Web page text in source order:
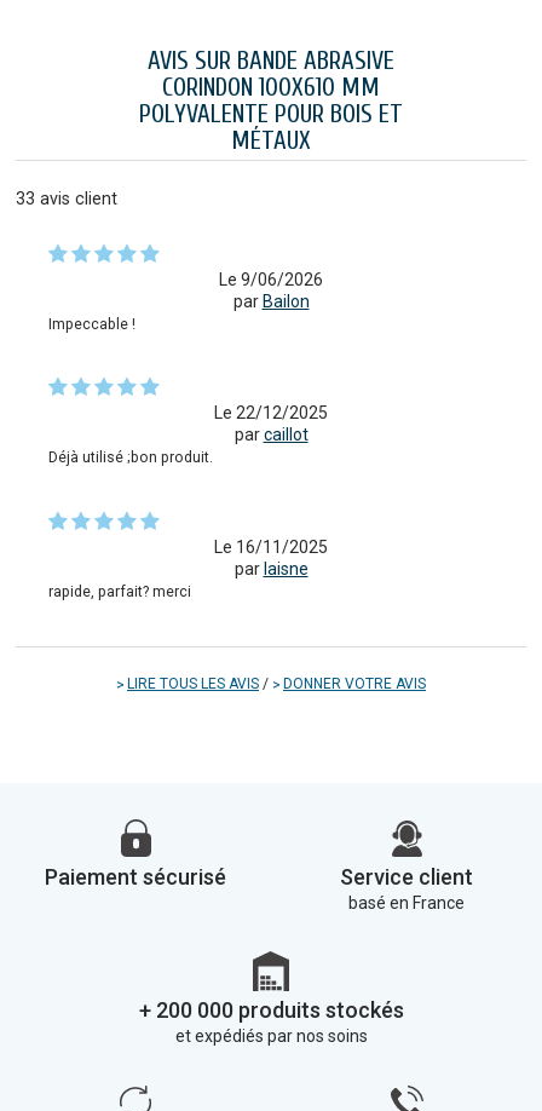
AVIS SUR BANDE ABRASIVE
CORINDON 100X610 MM
POLYVALENTE POUR BOIS ET
MÉTAUX
33 avis client
Le 9/06/2026
par Bailon
Impeccable !
Le 22/12/2025
parcaillot
Déjà utilisé ;bon produit.
Le 16/11/2025
parlaisne
rapide, parfait? merci
LIRE TOUS LES AVIS / DONNER VOTRE AVIS
Paiement sécurisé Service client
basé en France
+ 200 000 produits stockés
et expédiés par nos soins